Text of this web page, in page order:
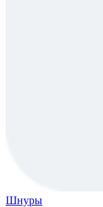
Шнуры